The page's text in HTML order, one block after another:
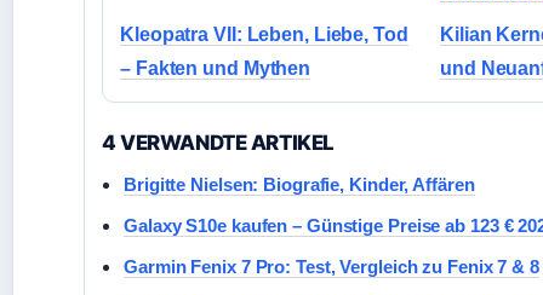
Kleopatra VII: Leben, Liebe, Tod
– Fakten und Mythen
Kilian
und
4 VERWANDTE ARTIKEL
Brigitte Nielsen: Biografie, Kinder, Affären
Galaxy S10e kaufen – Günstige Preise ab 123 €
Garmin Fenix 7 Pro: Test, Vergleich zu Fenix 7 & 8